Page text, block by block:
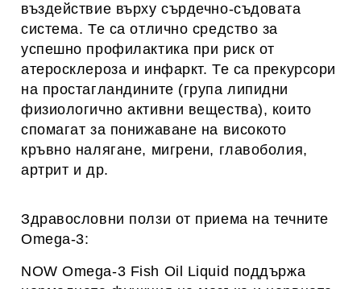
въздействие върху сърдечно-съдовата
система. Те са отлично средство за
успешно профилактика при риск от
атеросклероза и инфаркт. Те са прекурсори
на простагландините (група липидни
физиологично активни вещества), които
спомагат за понижаване на високото
кръвно налягане, мигрени, главоболия,
артрит и др.
Здравословни ползи от приема на течните
Omega-3:
NOW Omega-3 Fish Oil Liquid поддържа